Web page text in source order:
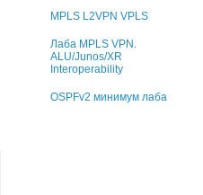
MPLS L2VPN VPLS
Лаба MPLS VPN.
ALU/Junos/XR
Interoperability
OSPFv2 минимум лаба